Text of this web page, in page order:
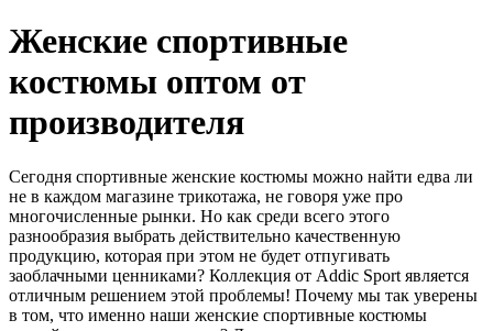
Женские спортивные
костюмы оптом от
производителя
Сегодня спортивные женские костюмы можно найти едва ли
не в каждом магазине трикотажа, не говоря уже про
многочисленные рынки. Но как среди всего этого
разнообразия выбрать действительно качественную
продукцию, которая при этом не будет отпугивать
заоблачными ценниками? Коллекция от Addic Sport является
отличным решением этой проблемы! Почему мы так уверены
в том, что именно наши женские спортивные костюмы